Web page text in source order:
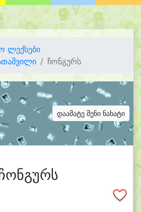
ლექსები
ჩონგურს
დაამატე შენი ნახატი